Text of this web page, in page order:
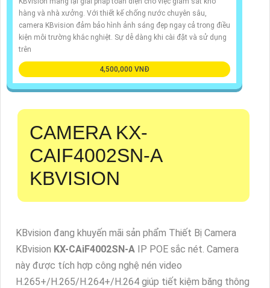
hàng và nhà xưởng. Với thiết kế chống nước chuyên sâu,
camera KBvision đảm bảo hình ảnh sáng đẹp ngay cả trong điều
kiện môi trường khắc nghiệt. Sự dễ dàng khi cài đặt và sử dụng
trên
4,500,000 VNĐ
CAMERA KX-
CAIF4002SN-A
KBVISION
KBvision đang khuyến mãi sản phẩm Thiết Bị Camera
KBvision KX-CAiF4002SN-A IP POE sắc nét. Camera
này được tích hợp công nghệ nén video
H.265+/H.265/H.264+/H.264 giúp tiết kiệm băng thông